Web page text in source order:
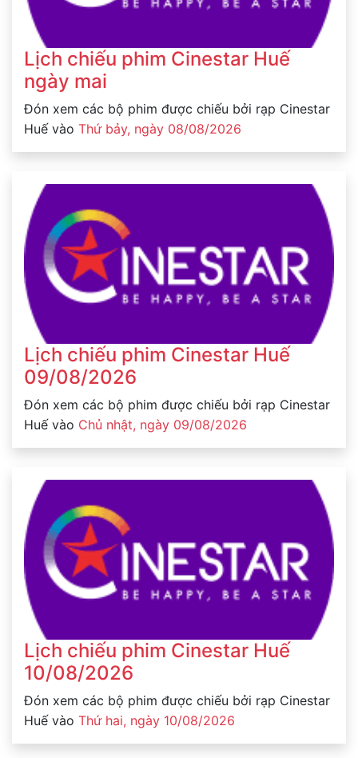
Lịch chiếu phim Cinestar Huế
ngày mai
Đón xem các bộ phim được chiếu bởi rạp Cinestar
Huế vào Thứ bảy, ngày 08/08/2026
Lịch chiếu phim Cinestar Huế
09/08/2026
Đón xem các bộ phim được chiếu bởi rạp Cinestar
Huế vào Chủ nhật, ngày 09/08/2026
Lịch chiếu phim Cinestar Huế
10/08/2026
Đón xem các bộ phim được chiếu bởi rạp Cinestar
Huế vào Thứ hai, ngày 10/08/2026